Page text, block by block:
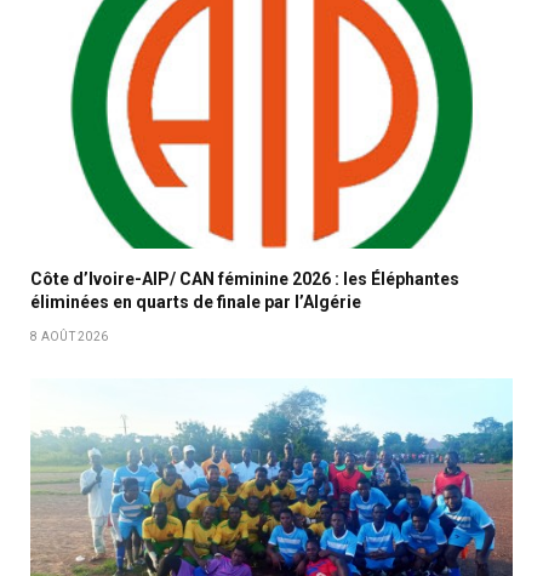
Côte d’Ivoire-AIP/ CAN féminine 2026 : les Éléphantes
éliminées en quarts de finale par l’Algérie
8 AOÛT 2026